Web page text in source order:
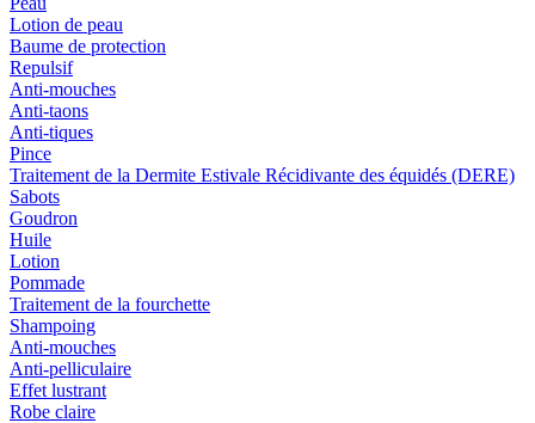
Lotion de peau
Baume de protection
Repulsif
Anti-mouches
Anti-taons
Anti-tiques
Pince
Traitement de la Dermite Estivale Récidivante des équidés (DERE)
Sabots
Goudron
Huile
Lotion
Pommade
Traitement de la fourchette
Shampoing
Anti-mouches
Anti-pelliculaire
Effet lustrant
Robe claire